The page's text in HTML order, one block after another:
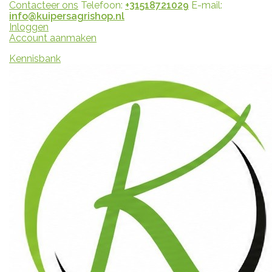
Contacteer ons Telefoon: +31518721029 E-mail:
info@kuipersagrishop.nl
Inloggen
Account aanmaken
Kennisbank